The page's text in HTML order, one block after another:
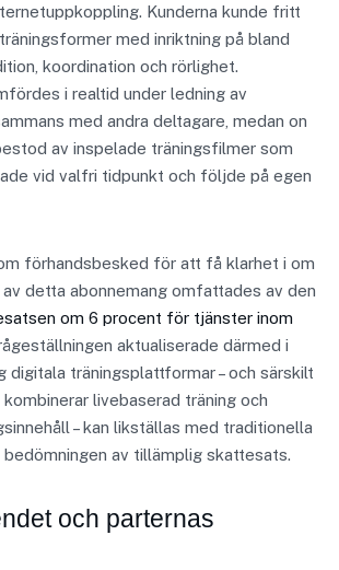
Kunderna kunde fritt
med inriktning på bland
koordination och rörlighet.
i realtid under ledning av
med andra deltagare, medan on
av inspelade träningsfilmer som
vid valfri tidpunkt och följde på egen
förhandsbesked för att få klarhet i om
detta abonnemang omfattades av den
om 6 procent för tjänster inom
aktualiserade därmed i
digitala träningsplattformar – och särskilt
livebaserad träning och
– kan likställas med traditionella
av tillämplig skattesats.
och parternas